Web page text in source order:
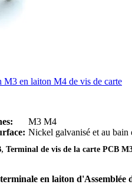
M3 en laiton M4 de vis de carte
M3 M4
Nickel galvanisé et au bain
, Terminal de vis de la carte PCB
en laiton d'Assemblée